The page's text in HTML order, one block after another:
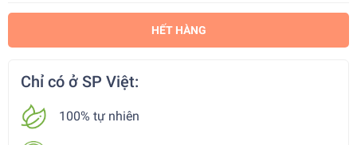
HẾT HÀNG
Chỉ có ở SP Việt:
100% tự nhiên